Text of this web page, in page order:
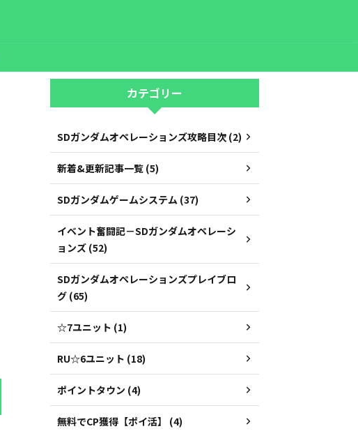
カテゴリー
SDガンダムオペレーションズ攻略目次 (2)
新着&更新記事一覧 (5)
SDガンダムゲームシステム (37)
イベント奮闘記－SDガンダムオペレーシ
ョンズ (52)
SDガンダムオペレーションズプレイブロ
グ (65)
☆7ユニット (1)
RU☆6ユニット (18)
ポイントタウン (4)
無料でCP獲得【ポイ活】 (4)